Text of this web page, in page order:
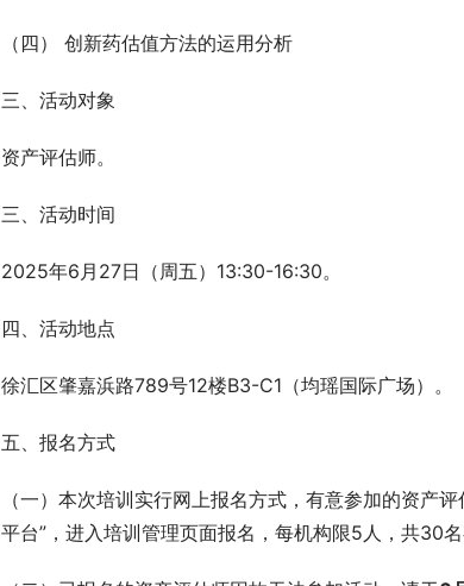
（四） 创新药估值方法的运用分析
三、活动对象
资产评估师。
三、活动时间
2025年6月27日（周五）13:30-16:30。
四、活动地点
徐汇区肇嘉浜路789号12楼B3-C1（均瑶国际广场）。
五、报名方式
（一）本次培训实行网上报名方式，有意参加的资产
平台”，进入培训管理页面报名，每机构限5人，共30名